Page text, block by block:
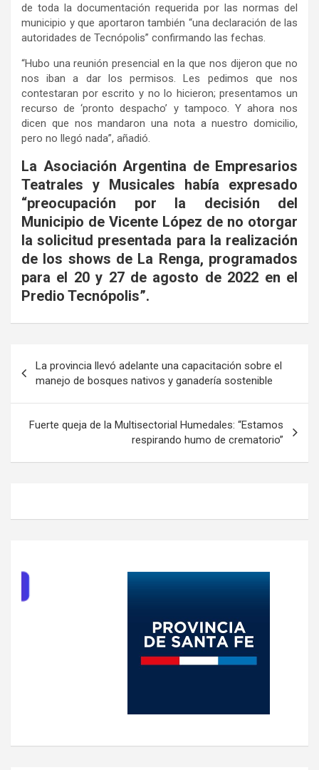
de toda la documentación requerida por las normas del
municipio y que aportaron también “una declaración de las
autoridades de Tecnópolis” confirmando las fechas.
“Hubo una reunión presencial en la que nos dijeron que no
nos iban a dar los permisos. Les pedimos que nos
contestaran por escrito y no lo hicieron; presentamos un
recurso de ‘pronto despacho’ y tampoco. Y ahora nos
dicen que nos mandaron una nota a nuestro domicilio,
pero no llegó nada”, añadió.
La Asociación Argentina de Empresarios
Teatrales y Musicales había expresado
“preocupación por la decisión del
Municipio de Vicente López de no otorgar
la solicitud presentada para la realización
de los shows de La Renga, programados
para el 20 y 27 de agosto de 2022 en el
Predio Tecnópolis”.
de
entradas
La provincia llevó adelante una capacitación sobre el
manejo de bosques nativos y ganadería sostenible
Fuerte queja de la Multisectorial Humedales: “Estamos
respirando humo de crematorio”